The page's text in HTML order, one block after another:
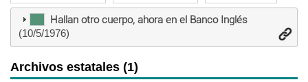
Hallan otro cuerpo, ahora en el Banco Inglés
(10/5/1976)
Archivos estatales (1)